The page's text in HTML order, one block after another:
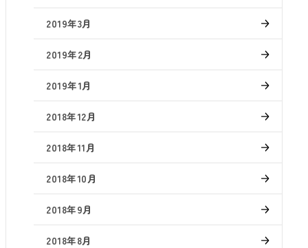
2019年3月
2019年2月
2019年1月
2018年12月
2018年11月
2018年10月
2018年9月
2018年8月